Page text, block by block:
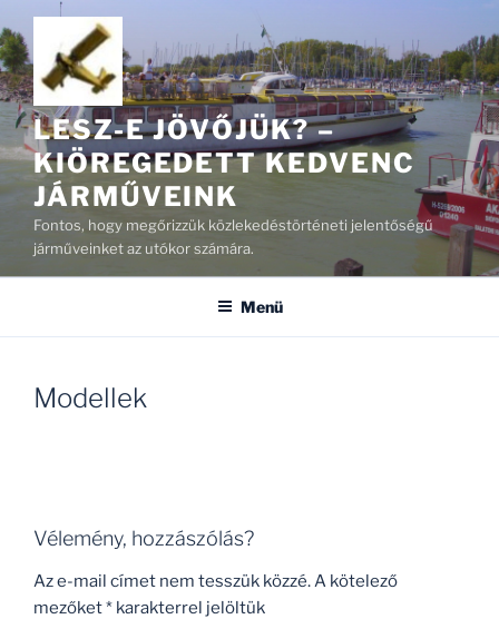
Tartalomhoz
LESZ-E JÖVŐJÜK? –
KIÖREGEDETT KEDVENC
JÁRMŰVEINK
Fontos, hogy megőrizzük közlekedéstörténeti jelentőségű
járműveinket az utókor számára.
Menü
Modellek
Vélemény, hozzászólás?
Az e-mail címet nem tesszük közzé. A kötelező
mezőket* karakterrel jelöltük